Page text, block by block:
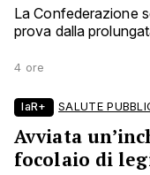
La Confederazione
prova dalla
4 ore
laR+ SALUTE
Avviata
focolaio di